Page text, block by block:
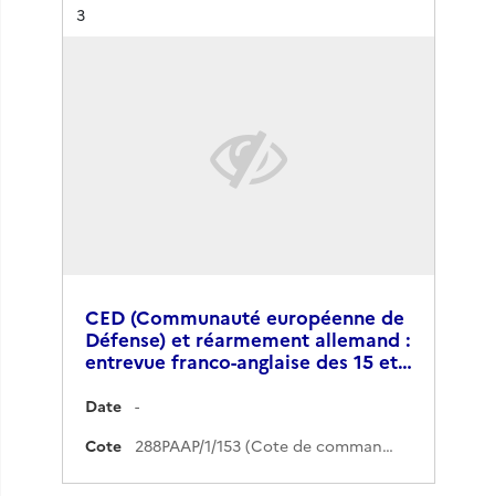
Résultat n°
3
CED (Communauté européenne de
Défense) et réarmement allemand :
entrevue franco-anglaise des 15 et…
Date
-
Cote
288PAAP/1/153 (Cote de commande)